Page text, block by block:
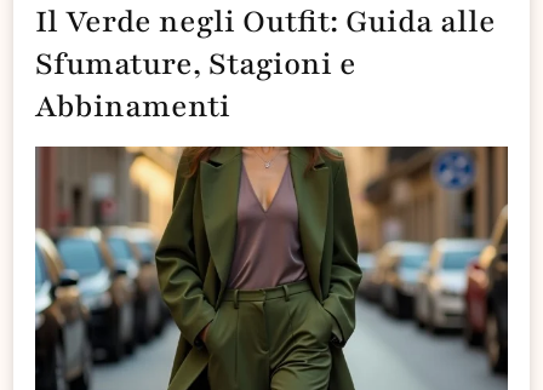
Il Verde negli Outfit: Guida alle
Sfumature, Stagioni e
Abbinamenti